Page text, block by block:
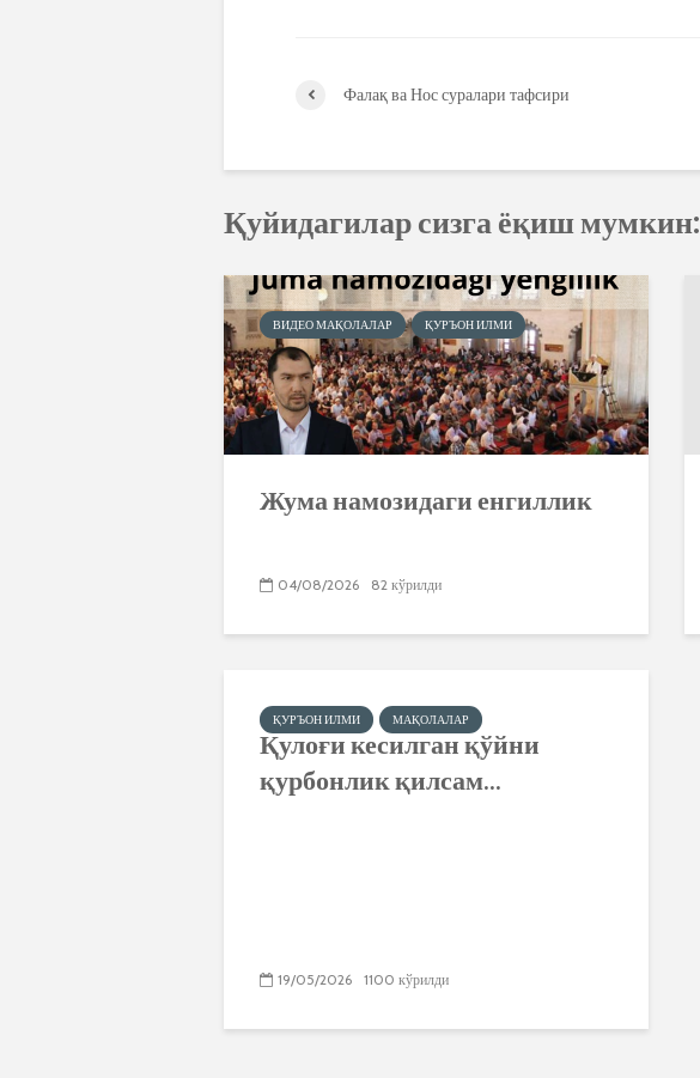
Фалақ ва Нос суралари тафсири
Қуйидагилар сизга ёқиш мумкин:
ВИДЕО МАҚОЛАЛАР ҚУРЪОН ИЛМИ
Жума намозидаги енгиллик
04/08/2026 82 кўрилди
ҚУРЪОН ИЛМИ МАҚОЛАЛАР
Қулоғи кесилган қўйни
қурбонлик қилсам...
19/05/2026 1100 кўрилди